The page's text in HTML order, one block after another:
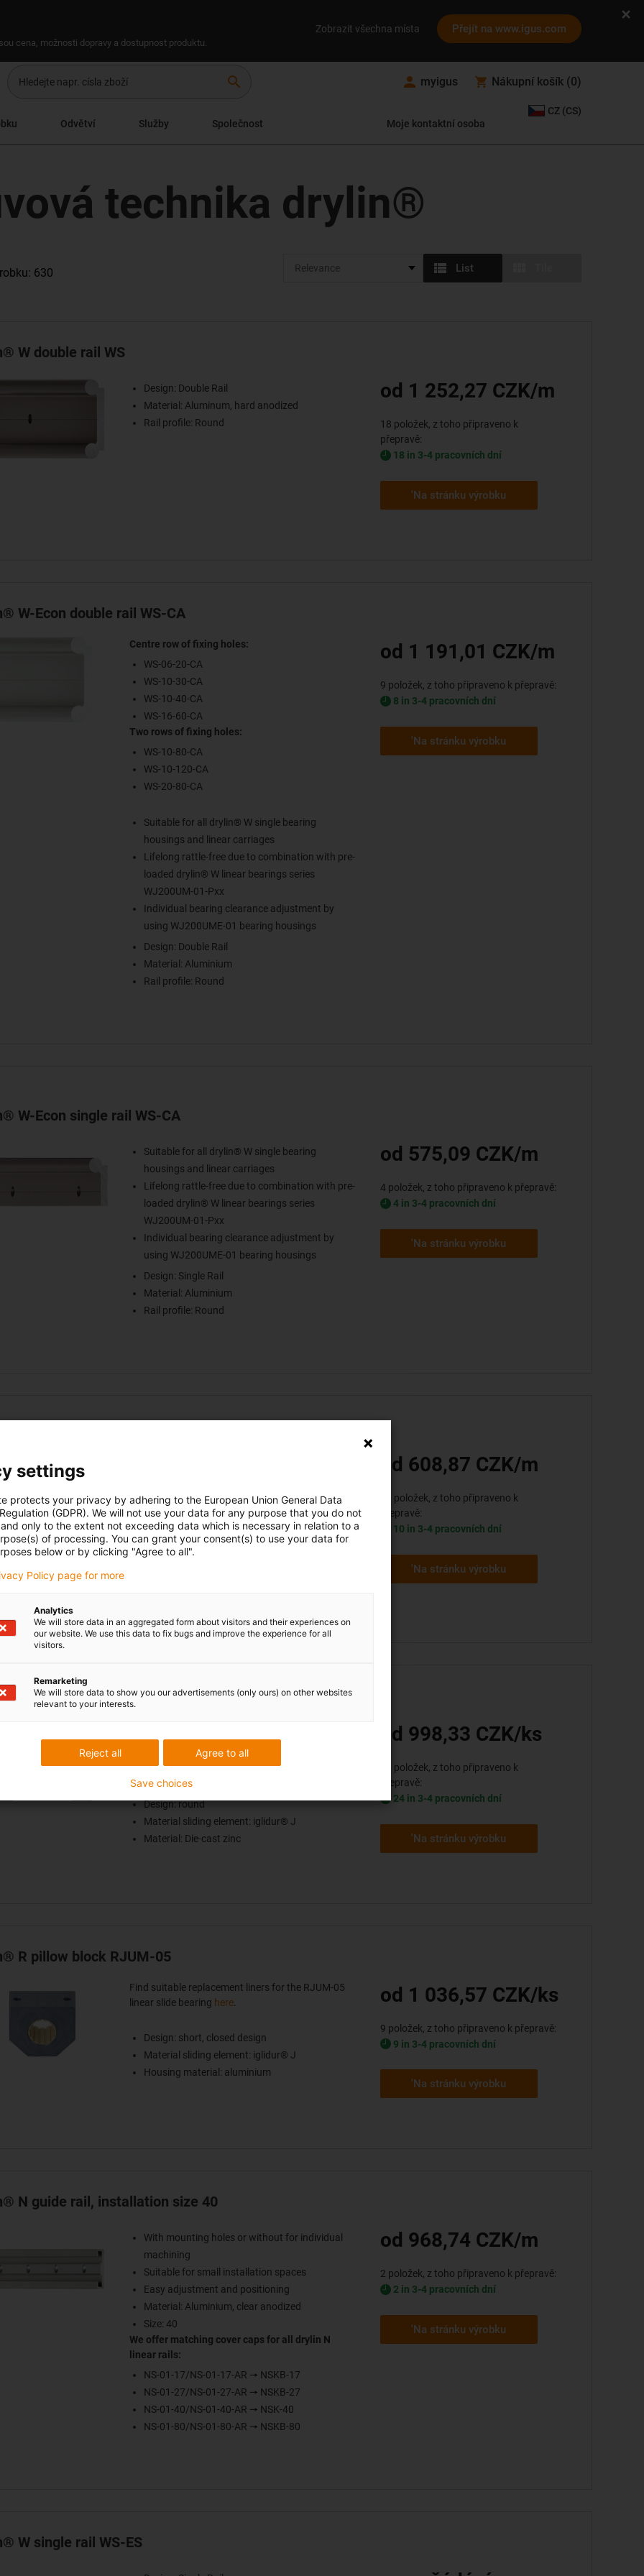
cena, možnosti dopravy a dostupnost produktu.
Zobrazit všechna místa Přejít na www.igus.com
search myigus Nákupní košík (0)
Odvětví Služby Společnost Moje kontaktní osoba
CZ (CS)
technika drylin®
List
630
W double rail WS
Design: Double Rail
Material: Aluminum, hard anodized
Rail profile: Round
od 1 252,27 CZK/m
18 položek, z toho připraveno k
přepravě:
18 in 3-4 pracovních dní
'Na stránku výrobku
W-Econ double rail WS-CA
Centre row of fixing holes:
WS-06-20-CA
WS-10-30-CA
WS-10-40-CA
WS-16-60-CA
Two rows of fixing holes:
WS-10-80-CA
WS-10-120-CA
WS-20-80-CA
Suitable for all drylin® W single bearing
housings and linear carriages
Lifelong rattle-free due to combination with pre-
loaded drylin® W linear bearings series
WJ200UM-01-Pxx
Individual bearing clearance adjustment by
using WJ200UME-01 bearing housings
Design: Double Rail
Material: Aluminium
Rail profile: Round
od 1 191,01 CZK/m
9 položek, z toho připraveno k přepravě:
8 in 3-4 pracovních dní
'Na stránku výrobku
W-Econ single rail WS-CA
Suitable for all drylin® W single bearing
housings and linear carriages
Lifelong rattle-free due to combination with pre-
loaded drylin® W linear bearings series
WJ200UM-01-Pxx
Individual bearing clearance adjustment by
using WJ200UME-01 bearing housings
Design: Single Rail
Material: Aluminium
Rail profile: Round
od 575,09 CZK/m
4 položek, z toho připraveno k přepravě:
4 in 3-4 pracovních dní
'Na stránku výrobku
W single rail WS
Shipping weight less than 31.5 kg
Anything over this weight will be shipped with
freight charges on request.
Design: Single Rail
od 608,87 CZK/m
10 položek, z toho připraveno k
přepravě:
10 in 3-4 pracovních dní
'Na stránku výrobku
W complete slide system WW
100% lubrication-free due to „sliding instead of
rolling“
Design: round
Material sliding element: iglidur® J
Material: Die-cast zinc
od 998,33 CZK/ks
31 položek, z toho připraveno k
přepravě:
24 in 3-4 pracovních dní
'Na stránku výrobku
R pillow block RJUM-05
Find suitable replacement liners for the RJUM-05
linear slide bearing here.
Design: short, closed design
Material sliding element: iglidur® J
Housing material: aluminium
od 1 036,57 CZK/ks
9 položek, z toho připraveno k přepravě:
9 in 3-4 pracovních dní
'Na stránku výrobku
N guide rail, installation size 40
With mounting holes or without for individual
machining
Suitable for small installation spaces
Easy adjustment and positioning
Material: Aluminium, clear anodized
Size: 40
We offer matching cover caps for all drylin N
linear rails:
NS-01-17/NS-01-17-AR 🠖 NSKB-17
NS-01-27/NS-01-27-AR 🠖 NSKB-27
NS-01-40/NS-01-40-AR 🠖 NSK-40
NS-01-80/NS-01-80-AR 🠖 NSKB-80
od 968,74 CZK/m
2 položek, z toho připraveno k přepravě:
2 in 3-4 pracovních dní
'Na stránku výrobku
W single rail WS-ES
settings
protects your privacy by adhering to the European Union General Data
(GDPR). We will not use your data for any purpose that you do not
only to the extent not exceeding data which is necessary in relation to a
of processing. You can grant your consent(s) to use your data for
below or by clicking "Agree to all".
Policy page for more
Analytics
We will store data in an aggregated form about visitors and their experiences on
our website. We use this data to fix bugs and improve the experience for all
visitors.
Remarketing
We will store data to show you our advertisements (only ours) on other websites
relevant to your interests.
Agree to all
Reject all
Save choices